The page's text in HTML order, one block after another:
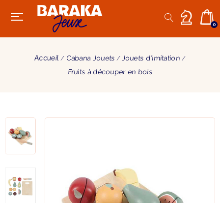
0
Accueil Cabana Jouets
Jouets d'imitation
Fruits à découper en bois